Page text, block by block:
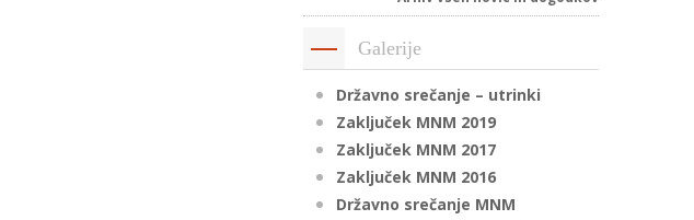
Galerije
Državno srečanje – utrinki
Zaključek MNM 2019
Zaključek MNM 2017
Zaključek MNM 2016
Državno srečanje MNM